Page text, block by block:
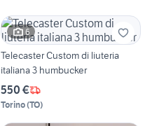
6
Telecaster Custom di liuteria
italiana 3 humbucker
550 €
Torino(TO)